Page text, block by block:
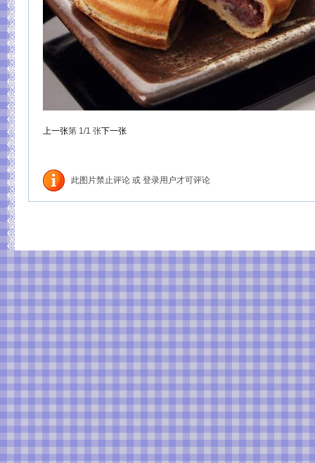
上一张第 1/1 张下一张
此图片禁止评论 或 登录用户才可评论